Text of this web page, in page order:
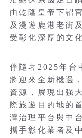
由乾隆皇帝下詔
及漫遊鹿港老街
受彰化深厚的文
伴隨著2025年台
將迎來全新機遇
資源，展現出強
際旅遊目的地的
灣治理平台與中
攜手彰化業者及